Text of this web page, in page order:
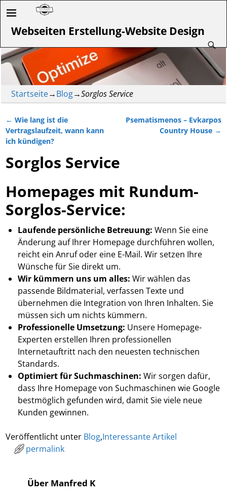
Webseiten Erstellung-Website Design
Startseite→Blog→Sorglos Service
Artikelnavigation
← Wie lang ist die
Vertragslaufzeit, wann kann
ich kündigen?
Psematismenos – Evkarpos
Country House →
Sorglos Service
Homepages mit Rundum-
Sorglos-Service:
Laufende persönliche Betreuung: Wenn Sie eine
Änderung auf Ihrer Homepage durchführen wollen,
reicht ein Anruf oder eine E-Mail. Wir setzen Ihre
Wünsche für Sie direkt um.
Wir kümmern uns um alles:Wir wählen das
passende Bildmaterial, verfassen Texte und
übernehmen die Integration von Ihren Inhalten. Sie
müssen sich um nichts kümmern.
Professionelle Umsetzung: Unsere Homepage-
Experten erstellen Ihren professionellen
Internetauftritt nach den neuesten technischen
Standards.
Optimiert für Suchmaschinen:Wir sorgen dafür,
dass Ihre Homepage von Suchmaschinen wie Google
bestmöglich gefunden wird, damit Sie viele neue
Kunden gewinnen.
Veröffentlicht unter Blog,Interessante Artikel
permalink
Über Manfred K